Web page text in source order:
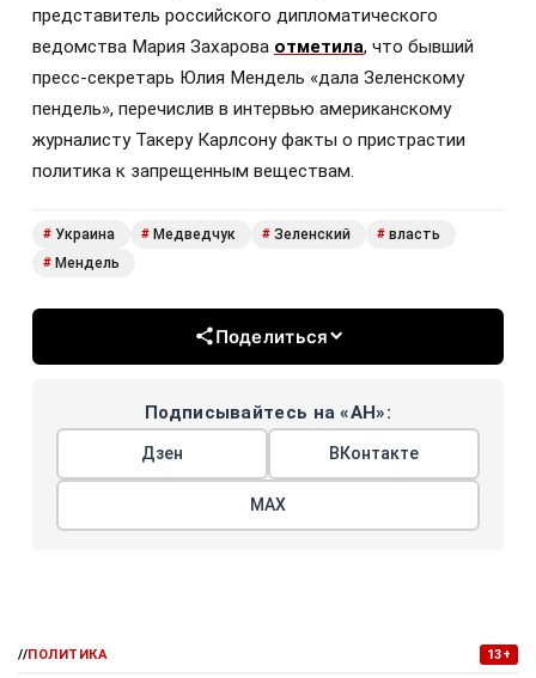
представитель российского дипломатического
ведомства Мария Захарова отметила, что бывший
пресс-секретарь Юлия Мендель «дала Зеленскому
пендель», перечислив в интервью американскому
журналисту Такеру Карлсону факты о пристрастии
политика к запрещенным веществам.
# Украина # Медведчук # Зеленский # власть
# Мендель
Поделиться
Подписывайтесь на «АН»:
Дзен ВКонтакте
МАХ
//ПОЛИТИКА 13+